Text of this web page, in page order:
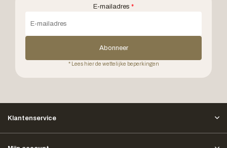
E-mailadres *
Abonneer
* Lees hier de wettelijke beperkingen
Klantenservice